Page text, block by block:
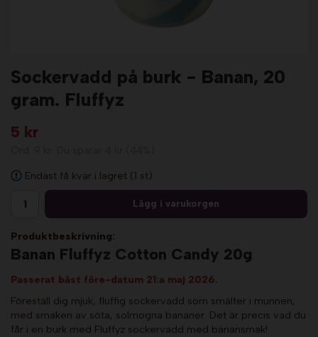
Sockervadd på burk - Banan, 20
gram. Fluffyz
5 kr
Endast få kvar i lagret (1 st)
Lägg i varukorgen
Produktbeskrivning:
Banan Fluffyz Cotton Candy 20g
Passerat bäst före-datum 21:a maj 2026.
Föreställ dig mjuk, fluffig sockervadd som smälter i munnen,
med smaken av söta, solmogna bananer. Det är precis vad du
får i en burk med Fluffyz sockervadd med banansmak!